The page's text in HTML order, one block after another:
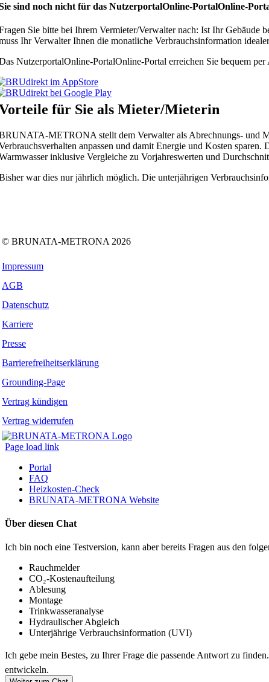
sind noch nicht für das NutzerportalOnline-PortalOnline-
Sie bitte bei Ihrem Vermieter/Verwalter nach: Ist Ihr Gebäude
Ihr Verwalter Ihnen die monatliche Verbrauchsinformation
NutzerportalOnline-PortalOnline-Portal erreichen Sie bequem
für Sie als Mieter/Mieterin
METRONA stellt dem Verwalter als Abrechnungs- und
anpassen und damit Energie und Kosten
inklusive Vergleiche zu Vorjahreswerten und
war dies nur jährlich möglich. Die unterjährigen
© BRUNATA-METRONA 2026
Impressum
AGB
Datenschutz
Karriere
Presse
Barrierefreiheitserklärung
Grounding-Page
Vertrag kündigen
Vertrag widerrufen
Page load link
Portal
FAQ
Heizkosten-Check
BRUNATA-METRONA Website
Über diesen Chat
Ich bin noch eine Testversion, kann aber bereits Fragen aus den
Rauchmelder
CO₂-Kostenaufteilung
Ablesung
Montage
Trinkwasseranalyse
Hydraulischer Abgleich
Unterjährige Verbrauchsinformation (UVI)
Ich gebe mein Bestes, zu Ihrer Frage die passende Antwort zu
entwickeln.